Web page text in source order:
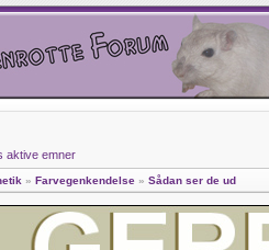
aktive emner
» Farvegenkendelse » Sådan ser de ud